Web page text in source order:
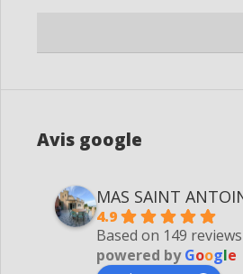
Avis google
MAS SAINT
4.9
Based on 149 reviews
powered byGoogle